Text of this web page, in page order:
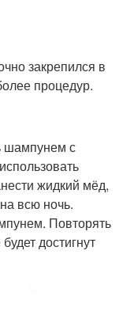
закрепился в
процедур.
шампунем с
жидкий мёд,
всю ночь.
Повторять
достигнут